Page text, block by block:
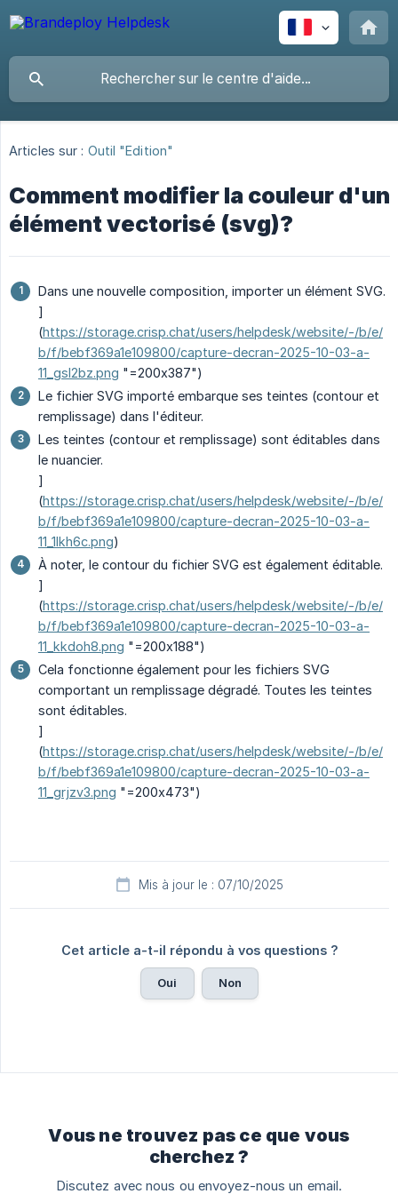
Articles sur : Outil "Edition"
Comment modifier la couleur d'un
élément vectorisé (svg)?
Dans une nouvelle composition, importer un élément SVG.
]
(https://storage.crisp.chat/users/helpdesk/website/-/b/e/
b/f/bebf369a1e109800/capture-decran-2025-10-03-a-
11_gsl2bz.png "=200x387")
Le fichier SVG importé embarque ses teintes (contour et
remplissage) dans l'éditeur.
Les teintes (contour et remplissage) sont éditables dans
le nuancier.
]
(https://storage.crisp.chat/users/helpdesk/website/-/b/e/
b/f/bebf369a1e109800/capture-decran-2025-10-03-a-
11_1lkh6c.png)
À noter, le contour du fichier SVG est également éditable.
]
(https://storage.crisp.chat/users/helpdesk/website/-/b/e/
b/f/bebf369a1e109800/capture-decran-2025-10-03-a-
11_kkdoh8.png "=200x188")
Cela fonctionne également pour les fichiers SVG
comportant un remplissage dégradé. Toutes les teintes
sont éditables.
]
(https://storage.crisp.chat/users/helpdesk/website/-/b/e/
b/f/bebf369a1e109800/capture-decran-2025-10-03-a-
11_grjzv3.png "=200x473")
Mis à jour le : 07/10/2025
Cet article a-t-il répondu à vos questions ?
Oui Non
Vous ne trouvez pas ce que vous
cherchez ?
Discutez avec nous ou envoyez-nous un email.